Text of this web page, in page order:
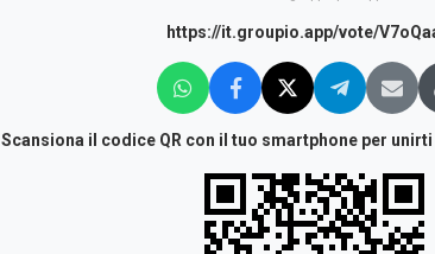
https://it.groupio.app/vote/
Scansiona il codice QR con il tuo smartphone per